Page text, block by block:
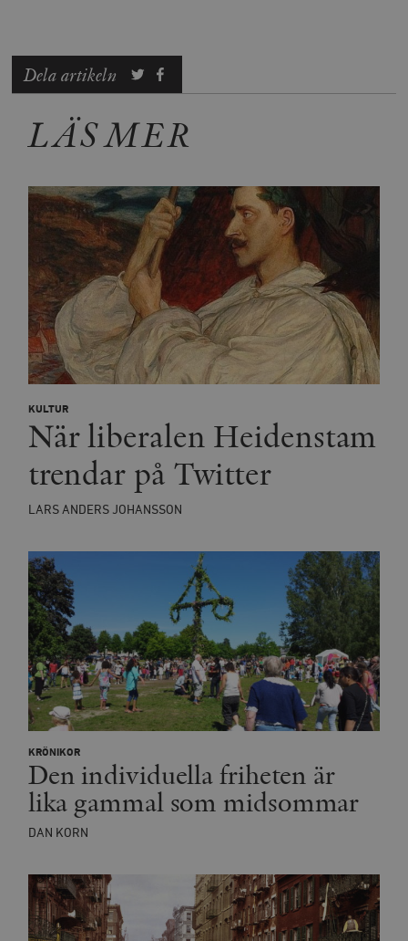
Dela artikeln
LÄS MER
KULTUR
När liberalen Heidenstam
trendar på Twitter
LARS ANDERS JOHANSSON
KRÖNIKOR
Den individuella friheten är
lika gammal som midsommar
DAN KORN